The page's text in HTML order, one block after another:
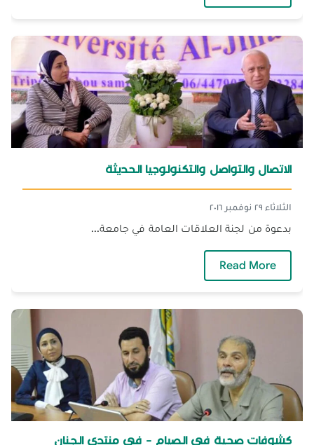
الاتصال والتواصل والتكنولوجيا الحديثة
الثلاثاء ٢٩ نوفمبر ٢٠١٦
بدعوة من لجنة العلاقات العامة في ‫جامعة...
Read More
كشوفات صحية في الصيام - في منتدى الجنان